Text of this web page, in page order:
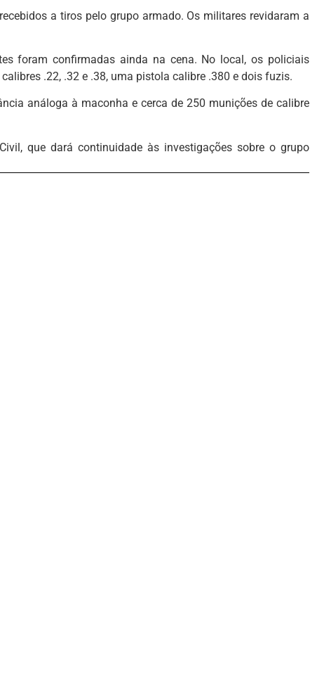
a tiros pelo grupo armado. Os militares revidaram a
foram confirmadas ainda na cena. No local, os policiais
.22, .32 e .38, uma pistola calibre .380 e dois fuzis.
análoga à maconha e cerca de 250 munições de calibre
que dará continuidade às investigações sobre o grupo